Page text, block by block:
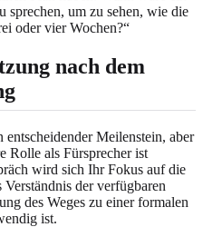
sprechen, um zu sehen, wie die
oder vier Wochen?“
nach dem
Meilenstein, aber
Rolle als Fürsprecher ist
wird sich Ihr Fokus auf die
der verfügbaren
des Weges zu einer formalen
ist.